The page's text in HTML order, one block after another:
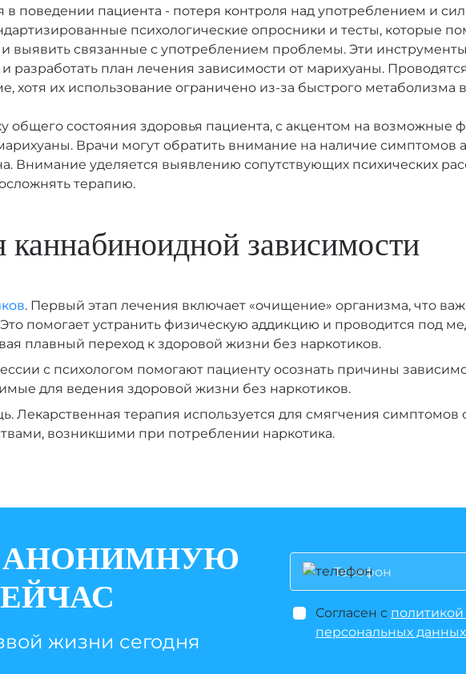
Лечение в стационаре
Стоимость услуги
6 100₽
поведении пациента - потеря контроля над употреблением и
психологические опросники и тесты, которые
выявить связанные с употреблением проблемы. Эти
разработать план лечения зависимости от марихуаны.
хотя их использование ограничено из-за быстрого метаболизма
общего состояния здоровья пациента, с акцентом на возможные
Врачи могут обратить внимание на наличие симптомов
Внимание уделяется выявлению сопутствующих психических
терапию.
каннабиноидной зависимости
. Первый этап лечения включает «очищение» организма, что
помогает устранить физическую аддикцию и проводится под
плавный переход к здоровой жизни без наркотиков.
с психологом помогают пациенту осознать причины
для ведения здоровой жизни без наркотиков.
Лекарственная терапия используется для смягчения
возникшими при потреблении наркотика.
АНОНИМНУЮ
жизни сегодня
Согласен с
персональных